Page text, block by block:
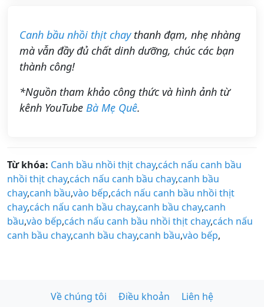
Canh bầu nhồi thịt chaythanh đạm, nhẹ nhàng
mà vẫn đầy đủ chất dinh dưỡng, chúc các bạn
thành công!
*Nguồn tham khảo công thức và hình ảnh từ
kênh YouTube Bà Mẹ Quê.
Từ khóa: Canh bầu nhồi thịt chay,cách nấu canh bầu
nhồi thịt chay,cách nấu canh bầu chay,canh bầu
chay,canh bầu,vào bếp,cách nấu canh bầu nhồi thịt
chay,cách nấu canh bầu chay,canh bầu chay,canh
bầu,vào bếp,cách nấu canh bầu nhồi thịt chay,cách nấu
canh bầu chay,canh bầu chay,canh bầu,vào bếp,
Về chúng tôi Điều khoản Liên hệ